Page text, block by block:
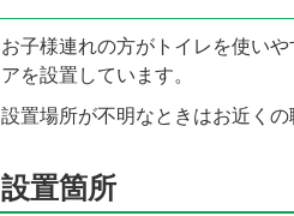
お子様連れの方がトイレを使い
アを設置しています。
設置場所が不明なときはお近くの
設置箇所